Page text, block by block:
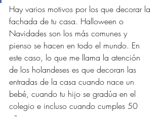
Hay varios motivos por los que decorar la
fachada de tu casa. Halloween o
Navidades son los más comunes y
pienso se hacen en todo el mundo. En
este caso, lo que me llama la atención
de los holandeses es que decoran las
entradas de la casa cuando nace un
bebé, cuando tu hijo se gradúa en el
colegio e incluso cuando cumples 50